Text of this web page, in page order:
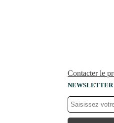
Contacter le
NEWSLETTER